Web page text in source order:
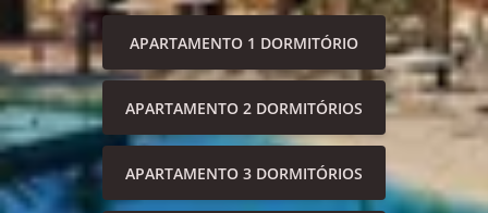
APARTAMENTO 1 DORMITÓRIO
APARTAMENTO 2 DORMITÓRIOS
APARTAMENTO 3 DORMITÓRIOS